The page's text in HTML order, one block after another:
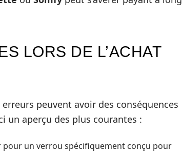
LORS DE L’ACHAT
peuvent avoir des conséquences
un aperçu des plus courantes :
pour un verrou spécifiquement conçu pour